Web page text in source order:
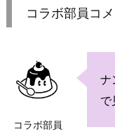
コラボ部員コ
コラボ部員
ナ